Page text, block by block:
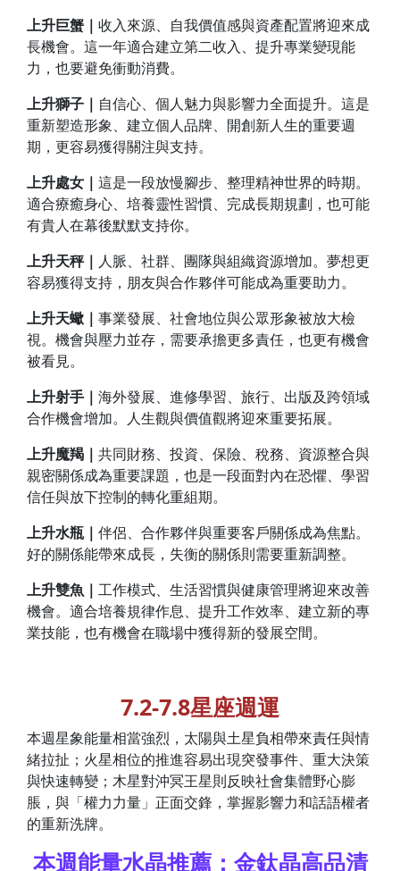
上升巨蟹｜ 收入來源、自我價值感與資產配置將迎來成
長機會。這一年適合建立第二收入、提升專業變現能
力，也要避免衝動消費。
上升獅子｜ 自信心、個人魅力與影響力全面提升。這是
重新塑造形象、建立個人品牌、開創新人生的重要週
期，更容易獲得關注與支持。
上升處女｜ 這是一段放慢腳步、整理精神世界的時期。
適合療癒身心、培養靈性習慣、完成長期規劃，也可能
有貴人在幕後默默支持你。
上升天秤｜ 人脈、社群、團隊與組織資源增加。夢想更
容易獲得支持，朋友與合作夥伴可能成為重要助力。
上升天蠍｜ 事業發展、社會地位與公眾形象被放大檢
視。機會與壓力並存，需要承擔更多責任，也更有機會
被看見。
上升射手｜ 海外發展、進修學習、旅行、出版及跨領域
合作機會增加。人生觀與價值觀將迎來重要拓展。
上升魔羯｜ 共同財務、投資、保險、稅務、資源整合與
親密關係成為重要課題，也是一段面對內在恐懼、學習
信任與放下控制的轉化重組期。
上升水瓶｜ 伴侶、合作夥伴與重要客戶關係成為焦點。
好的關係能帶來成長，失衡的關係則需要重新調整。
上升雙魚｜ 工作模式、生活習慣與健康管理將迎來改善
機會。適合培養規律作息、提升工作效率、建立新的專
業技能，也有機會在職場中獲得新的發展空間。
7.2-7.8星座週運
本週星象能量相當強烈，太陽與土星負相帶來責任與情
緒拉扯；火星相位的推進容易出現突發事件、重大決策
與快速轉變；木星對沖冥王星則反映社會集體野心膨
脹，與「權力力量」正面交鋒，掌握影響力和話語權者
的重新洗牌。
本週能量水晶推薦：金鈦晶高品清